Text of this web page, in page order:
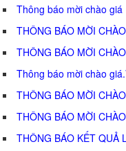
Thông báo mời chào giá
THÔNG BÁO MỜI
THÔNG BÁO MỜI
Thông báo mời chào
THÔNG BÁO MỜI
THÔNG BÁO MỜI
THÔNG BÁO KẾT QUẢ